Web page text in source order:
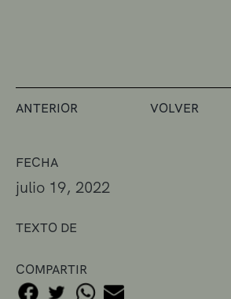
FECHA
julio 19, 2022
TEXTO DE
COMPARTIR
ANTERIOR VOLVER